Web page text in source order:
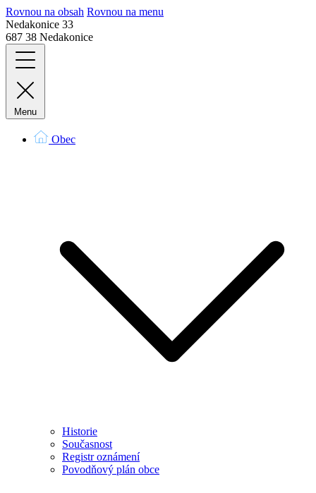
Rovnou na obsah Rovnou na menu
Nedakonice 33
687 38 Nedakonice
Menu
Obec
Historie
Současnost
Registr oznámení
Povodňový plán obce